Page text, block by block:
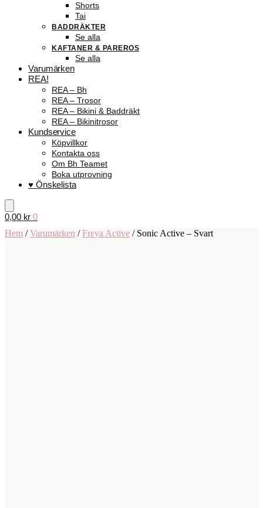
Shorts
Tai
BADDRÄKTER
Se alla
KAFTANER & PAREROS
Se alla
Varumärken
REA!
REA – Bh
REA – Trosor
REA – Bikini & Baddräkt
REA – Bikinitrosor
Kundservice
Köpvillkor
Kontakta oss
Om Bh Teamet
Boka utprovning
♥ Önskelista
0,00 kr 0
Hem /Varumärken /Freya Active / Sonic Active – Svart